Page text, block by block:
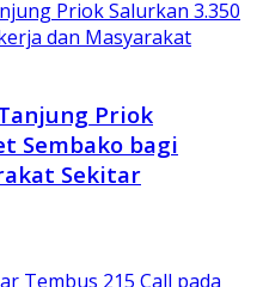
Priok
Sembako bagi
Sekitar